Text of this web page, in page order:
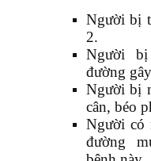
Người bị
2.
Người
đường
Người bị
cân, béo
Người có
đường